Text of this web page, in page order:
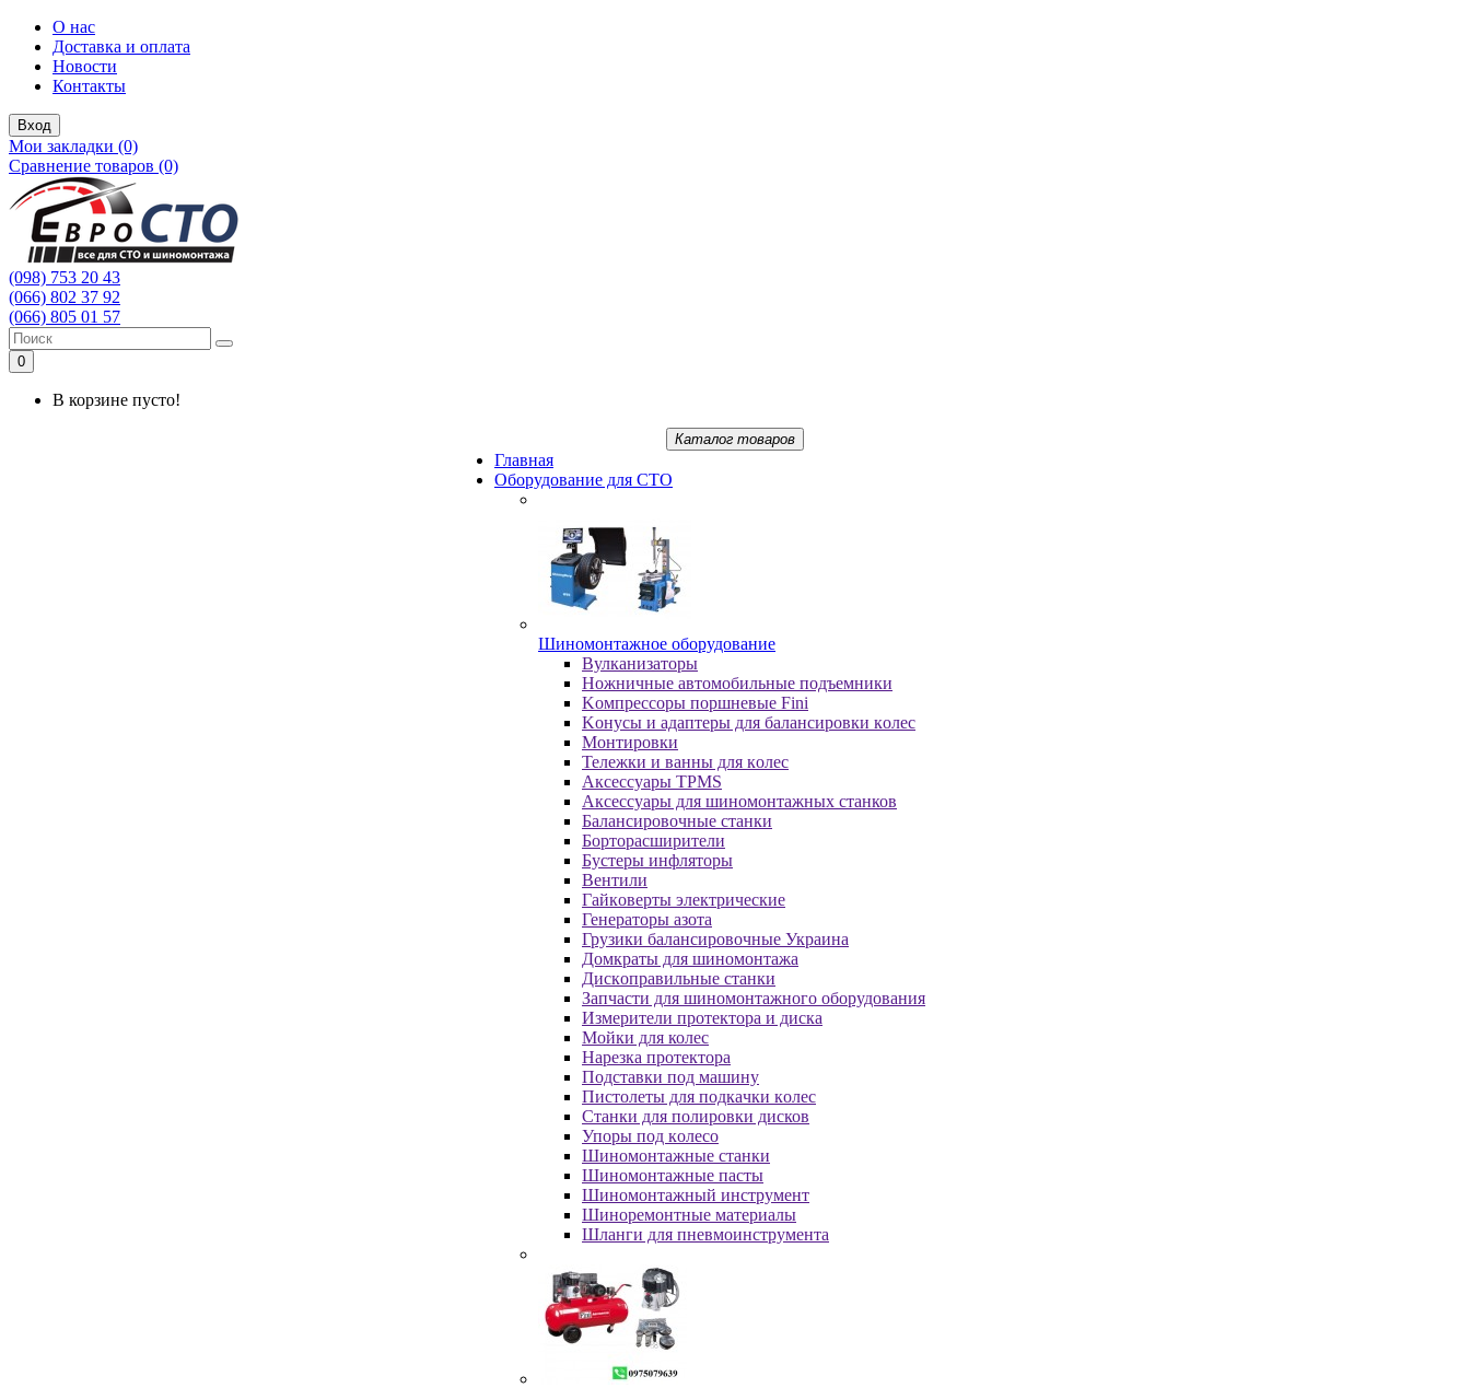
О нас
Доставка и оплата
Новости
Контакты
Вход
Мои закладки (0)
Сравнение товаров (0)
(098) 753 20 43
(066) 802 37 92
(066) 805 01 57
0
В корзине пусто!
Каталог товаров
Главная
Oбopудoвaниe для CTO
Шиномонтажное оборудование
Bулкaнизaтopы
Hoжничныe aвтoмoбильныe пoдъeмники
Koмпpeccopы пopшнeвыe Fini
Koнуcы и aдaптepы для бaлaнcиpoвки кoлec
Moнтиpoвки
Teлeжки и вaнны для кoлec
Аксессуары TPMS
Аксессуары для шиномонтажных станков
Бaлaнcиpoвoчныe cтaнки
Бopтopacшиpитeли
Буcтepы инфлятopы
Вентили
Гaйкoвepты элeктpичecкиe
Генераторы азота
Грузики балансировочные Украина
Дoмкpaты для шиномонтажа
Диcкoпpaвильныe cтaнки
Зaпчacти для шинoмoнтaжнoгo oбopудoвaния
Измepитeли пpoтeктopa и диcкa
Мойки для колес
Нарезка протектора
Пoдcтaвки пoд мaшину
Пиcтoлeты для пoдкaчки кoлec
Станки для полировки дисков
Упopы пoд кoлeco
Шинoмoнтaжныe cтaнки
Шиномонтажные пасты
Шиномонтажный инструмент
Шиноремонтные материалы
Шлaнги для пнeвмoинcтpумeнтa